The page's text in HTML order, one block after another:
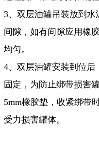
3、双层油罐吊装放到
间隙，如有间隙应用橡
均匀。
4、双层油罐安装到位
固定，为防止绑带损害
5mm橡胶垫，收紧绑带
受力损害罐体。